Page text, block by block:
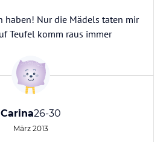
haben! Nur die Mädels taten mir
Teufel komm raus immer
Carina26-30
März 2013